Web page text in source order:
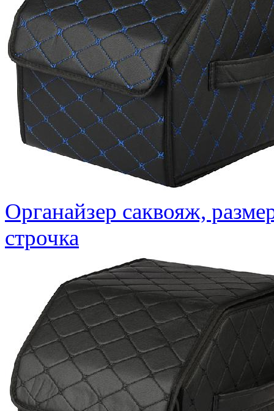
Органайзер саквояж,
строчка